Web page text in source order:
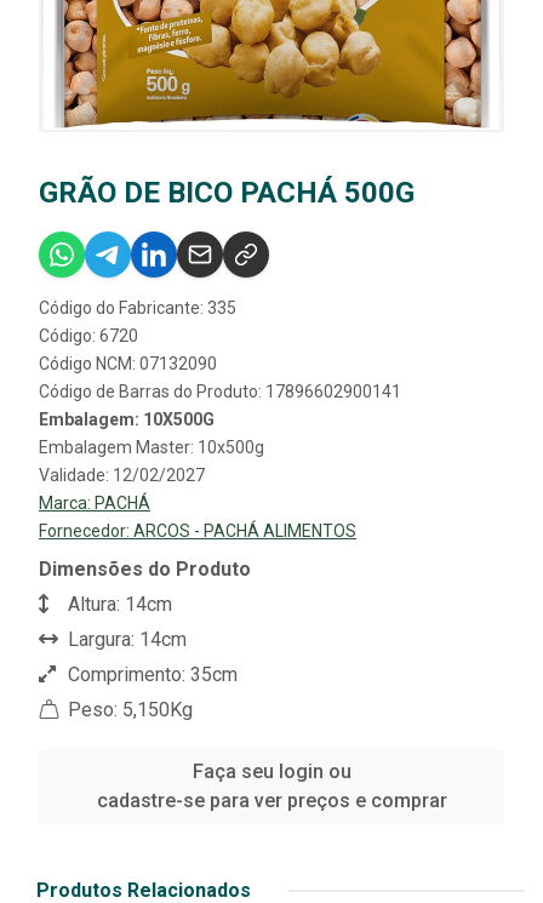
GRÃO DE BICO PACHÁ 500G
Código do Fabricante: 335
Código: 6720
Código NCM: 07132090
Código de Barras do Produto: 17896602900141
Embalagem: 10X500G
Embalagem Master: 10x500g
Validade: 12/02/2027
Marca: PACHÁ
Fornecedor: ARCOS - PACHÁ ALIMENTOS
Dimensões do Produto
Altura: 14cm
Largura: 14cm
Comprimento: 35cm
Peso: 5,150Kg
Faça seu login ou
cadastre-se para ver preços e comprar
Produtos Relacionados